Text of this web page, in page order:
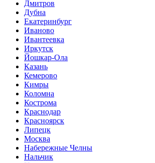
Дмитров
Дубна
Екатеринбург
Иваново
Ивантеевка
Иркутск
Йошкар-Ола
Казань
Кемерово
Кимры
Коломна
Кострома
Краснодар
Красноярск
Липецк
Москва
Набережные Челны
Нальчик